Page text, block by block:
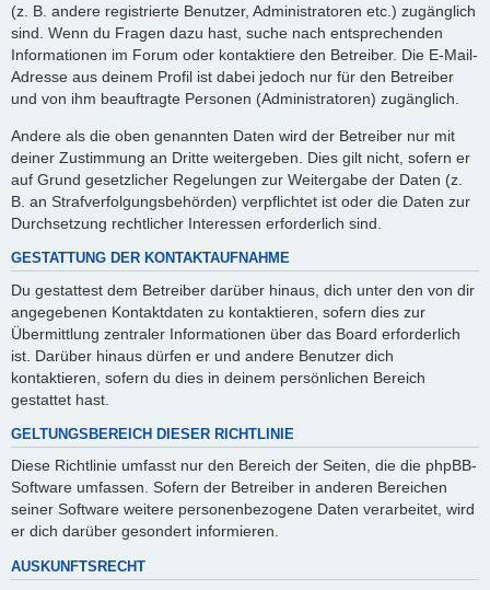
(z. B. andere registrierte Benutzer, Administratoren etc.) zugänglich
sind. Wenn du Fragen dazu hast, suche nach entsprechenden
Informationen im Forum oder kontaktiere den Betreiber. Die E-Mail-
Adresse aus deinem Profil ist dabei jedoch nur für den Betreiber
und von ihm beauftragte Personen (Administratoren) zugänglich.
Andere als die oben genannten Daten wird der Betreiber nur mit
deiner Zustimmung an Dritte weitergeben. Dies gilt nicht, sofern er
auf Grund gesetzlicher Regelungen zur Weitergabe der Daten (z.
B. an Strafverfolgungsbehörden) verpflichtet ist oder die Daten zur
Durchsetzung rechtlicher Interessen erforderlich sind.
GESTATTUNG DER KONTAKTAUFNAHME
Du gestattest dem Betreiber darüber hinaus, dich unter den von dir
angegebenen Kontaktdaten zu kontaktieren, sofern dies zur
Übermittlung zentraler Informationen über das Board erforderlich
ist. Darüber hinaus dürfen er und andere Benutzer dich
kontaktieren, sofern du dies in deinem persönlichen Bereich
gestattet hast.
GELTUNGSBEREICH DIESER RICHTLINIE
Diese Richtlinie umfasst nur den Bereich der Seiten, die die phpBB-
Software umfassen. Sofern der Betreiber in anderen Bereichen
seiner Software weitere personenbezogene Daten verarbeitet, wird
er dich darüber gesondert informieren.
AUSKUNFTSRECHT